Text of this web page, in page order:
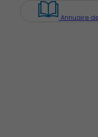
Annuaire